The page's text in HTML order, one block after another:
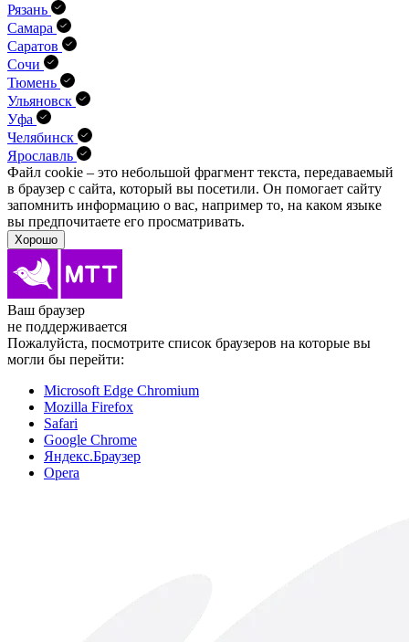
Рязань
Самара
Саратов
Сочи
Тюмень
Ульяновск
Уфа
Челябинск
Ярославль
Файл cookie – это небольшой фрагмент текста, передава­емый
в браузер с сайта, который вы посетили. Он помо­гает сайту
запомнить информацию о вас, например то, на каком языке
вы предпочитаете его просматривать.
Хорошо
Ваш браузер
не поддерживается
Пожалуйста, посмотрите список браузеров на которые вы
могли бы перейти:
Microsoft Edge Chromium
Mozilla Firefox
Safari
Google Chrome
Яндекс.Браузер
Opera